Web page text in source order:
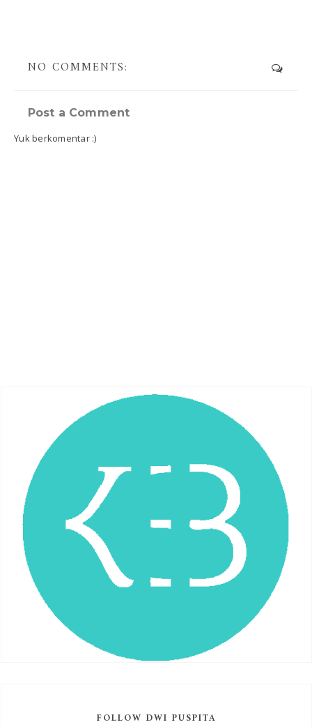
NO COMMENTS:
Post a Comment
Yuk berkomentar :)
FOLLOW DWI PUSPITA